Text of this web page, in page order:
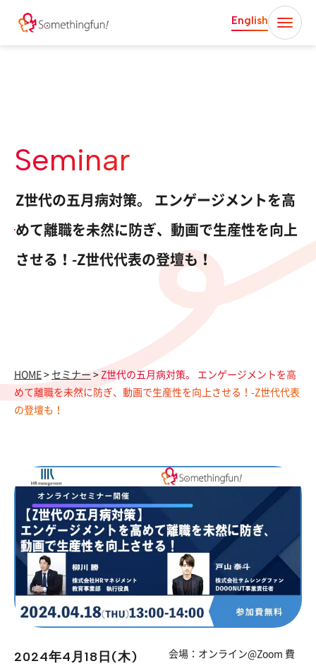
English
Seminar
Z世代の五月病対策。 エンゲージメントを高
めて離職を未然に防ぎ、動画で生産性を向上
させる！-Z世代代表の登壇も！
HOME > セミナー > Z世代の五月病対策。 エンゲージメントを高
めて離職を未然に防ぎ、動画で生産性を向上させる！-Z世代代表
の登壇も！
2024年4月18日(木)
会場：オンライン@Zoom 費